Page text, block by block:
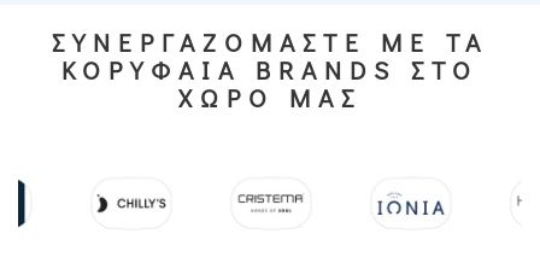
ΣΥΝΕΡΓΑΖΟΜΑΣΤΕ ΜΕ ΤΑ
ΚΟΡΥΦΑΙΑ BRANDS ΣΤΟ
ΧΩΡΟ ΜΑΣ